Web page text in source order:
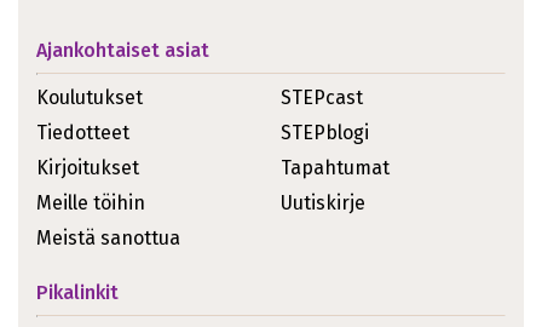
Ajankohtaiset asiat
Koulutukset
Tiedotteet
Kirjoitukset
Meille töihin
Meistä sanottua
STEPcast
STEPblogi
Tapahtumat
Uutiskirje
Pikalinkit